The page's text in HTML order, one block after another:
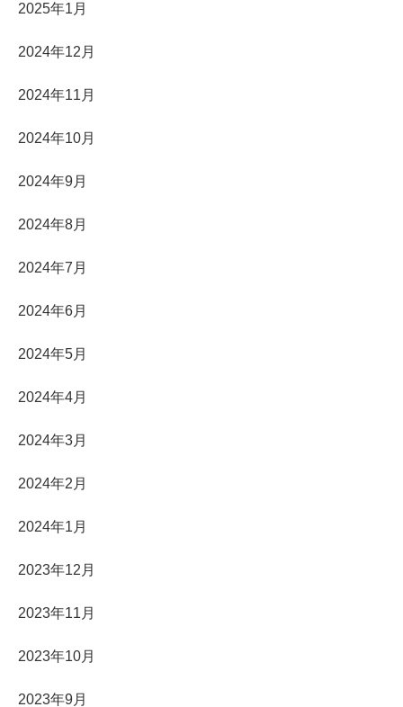
2025年1月
2024年12月
2024年11月
2024年10月
2024年9月
2024年8月
2024年7月
2024年6月
2024年5月
2024年4月
2024年3月
2024年2月
2024年1月
2023年12月
2023年11月
2023年10月
2023年9月